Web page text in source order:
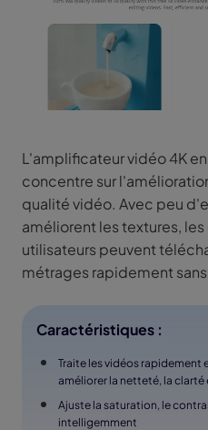
L'amplificateur vidéo 4K
concentre sur
qualité vidéo. Avec peu
améliorent les textures,
utilisateurs peuvent
métrages rapidement
Caractéristiques :
Traite les vidéos rapidement
améliorer la netteté, la clarté
Ajuste la saturation, le
intelligemment